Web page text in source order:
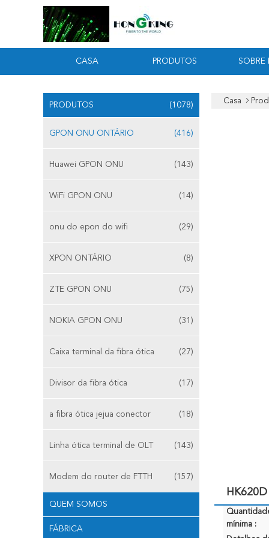
CASA PRODUTOS SOBRE
PRODUTOS (1078)
GPON ONU ONTÁRIO (416)
Huawei GPON ONU (143)
WiFi GPON ONU (14)
onu do epon do wifi (29)
XPON ONTÁRIO (8)
ZTE GPON ONU (75)
NOKIA GPON ONU (31)
Caixa terminal da fibra ótica (27)
Divisor da fibra ótica (17)
a fibra ótica jejua conector (18)
Linha ótica terminal de OLT (143)
Modem do router de FTTH (157)
QUEM SOMOS
FÁBRICA
Casa
mínima :